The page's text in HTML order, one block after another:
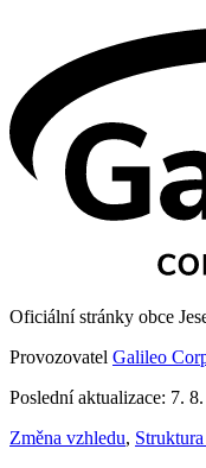
Oficiální stránky obce
Provozovatel Galileo
Poslední aktualizace: 7.
Změna vzhledu,